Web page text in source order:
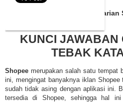
Kunci Jawaban Tantangan
KUNCI JAWABAN
TEBAK
Shopee merupakan salah satu tempat
ini, mengingat banyaknya iklan
sudah tidak asing dengan aplikasi ini.
tersedia di Shopee, sehingga hal